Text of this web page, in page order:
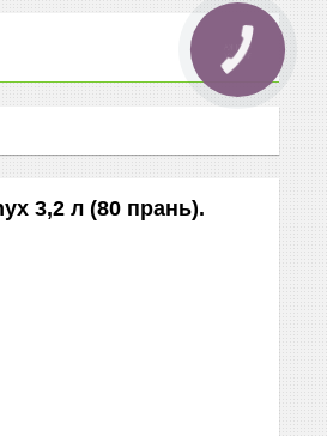
3,2 л (80 прань).
КНОПКА
ЗВ'ЯЗКУ